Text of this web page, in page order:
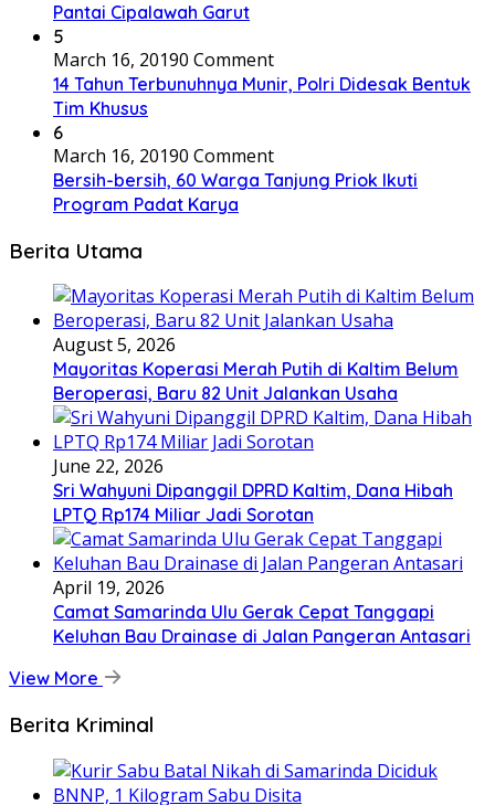
Pantai Cipalawah Garut
5
March 16, 20190 Comment
14 Tahun Terbunuhnya Munir, Polri Didesak Bentuk
Tim Khusus
6
March 16, 20190 Comment
Bersih-bersih, 60 Warga Tanjung Priok Ikuti
Program Padat Karya
Berita Utama
August 5, 2026
Mayoritas Koperasi Merah Putih di Kaltim Belum
Beroperasi, Baru 82 Unit Jalankan Usaha
June 22, 2026
Sri Wahyuni Dipanggil DPRD Kaltim, Dana Hibah
LPTQ Rp174 Miliar Jadi Sorotan
April 19, 2026
Camat Samarinda Ulu Gerak Cepat Tanggapi
Keluhan Bau Drainase di Jalan Pangeran Antasari
View More
Berita Kriminal